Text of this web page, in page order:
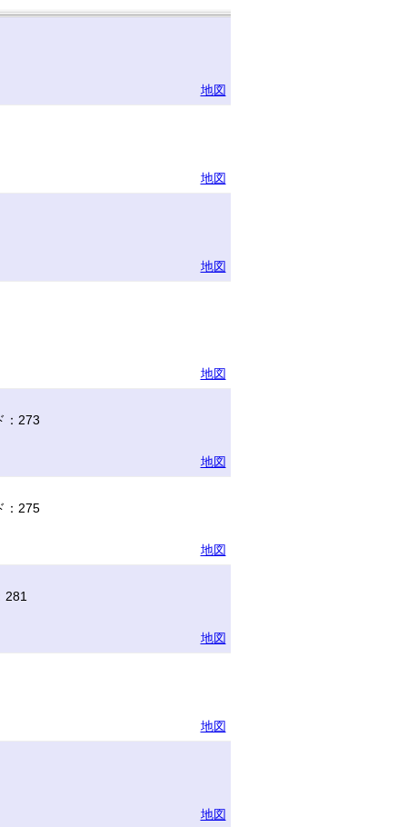
地図
地図
地図
地図
：273
地図
：275
地図
地図
地図
地図